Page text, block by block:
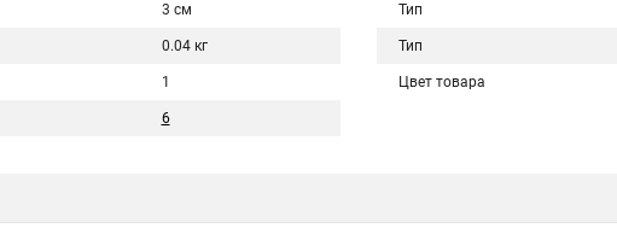
3 см
0.04 кг
1
6
Тип
Тип
Цвет товара